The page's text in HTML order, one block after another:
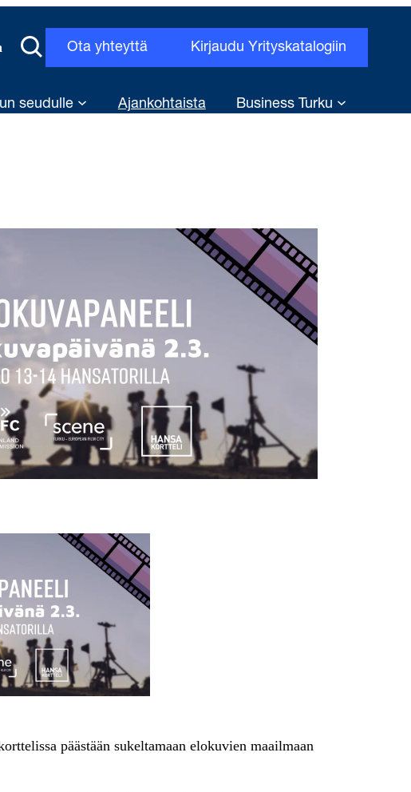
Ota yhteyttä Kirjaudu Yrityskatalogiin
seudulle Ajankohtaista Business Turku
päästään sukeltamaan elokuvien maailmaan